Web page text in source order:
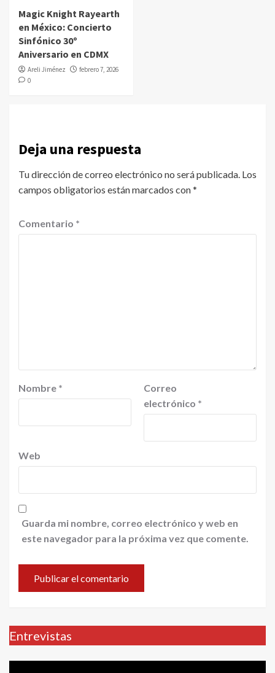
Magic Knight Rayearth
en México: Concierto
Sinfónico 30º
Aniversario en CDMX
Areli Jiménez
febrero 7, 2026
0
Deja una respuesta
Tu dirección de correo electrónico no será publicada. Los
campos obligatorios están marcados con*
Comentario *
Nombre *
Correo
electrónico *
Web
Guarda mi nombre, correo electrónico y web en
este navegador para la próxima vez que comente.
Entrevistas